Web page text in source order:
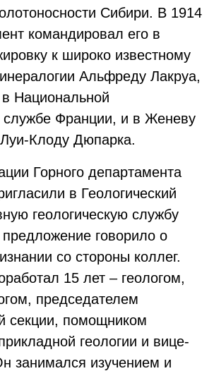
Сибири. В 1914
командировал его в
к широко известному
Альфреду Лакруа,
Национальной
службе Франции, и в Женеву
Клоду Дюпарка.
Горного департамента
в Геологический
геологическую службу
говорило о
со стороны коллег.
15 лет – геологом,
председателем
секции, помощником
геологии и вице-
занимался изучением и